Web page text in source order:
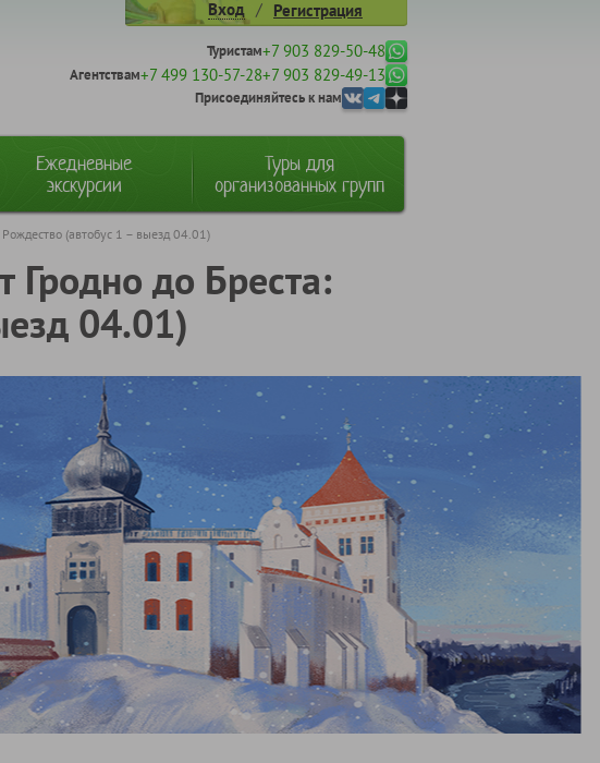
Вход / Регистрация
Туристам+7 903 829-50-48
Агентствам+7 499 130-57-28+7 903 829-49-13
Присоединяйтесь к нам
Ежедневные
экскурсии
Туры для
организованных групп
(автобус 1 – выезд 04.01)
до Бреста:
04.01)